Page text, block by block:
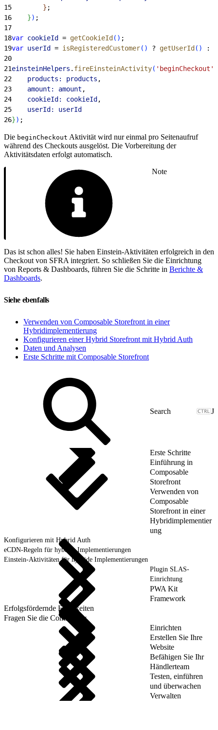
15
} ;
16
}) ;
17
18var cookieId = getCookieId ( ) ;
19var userId = isRegisteredCustomer( ) ? getUserId ( ) :
20
21einsteinHelpers . fireEinsteinActivity( 'beginCheckout'
22
    products:
products ,
23
    amount:
amount ,
24
    cookieId:
cookieId ,
25
    userId:
userId
26}) ;
Die beginCheckout Aktivität wird nur einmal pro Seitenaufruf
während des Checkouts ausgelöst. Die Vorbereitung der
Aktivitätsdaten erfolgt automatisch.
Note
Das ist schon alles! Sie haben Einstein-Aktivitäten erfolgreich in den
Checkout von SFRA integriert. So schließen Sie die Einrichtung
von Reports & Dashboards, führen Sie die Schritte in Berichte &
Dashboards.
Siehe ebenfalls
Verwenden von Composable Storefront in einer
Hybridimplementierung
Konfigurieren einer Hybrid Storefront mit Hybrid Auth
Daten und Analysen
Erste Schritte mit Composable Storefront
J
Erste Schritte
Einführung in
Composable
Storefront
Verwenden von
Composable
Storefront in einer
Hybridimplementier
ung
Konfigurieren mit Hybrid Auth
eCDN-Regeln für hybride Implementierungen
Einstein-Aktivitäten für hybride Implementierungen
Plugin SLAS-
Einrichtung
PWA Kit
Framework
Erfolgsfördernde Fähigkeiten
Fragen Sie die Community
Einrichten
Erstellen Sie Ihre
Website
Befähigen Sie Ihr
Händlerteam
Testen, einführen
und überwachen
Verwalten